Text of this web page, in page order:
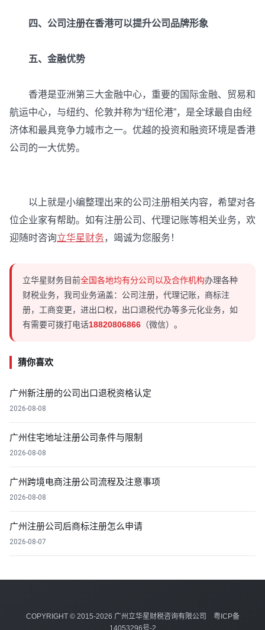
四、公司注册在香港可以提升公司品牌形象
五、金融优势
香港是亚洲第三大金融中心，重要的国际金融、贸易和
航运中心，与纽约、伦敦并称为“纽伦港”，是全球最自由经
济体和最具竞争力城市之一。优越的投资和融资环境是香港
公司的一大优势。
以上就是小编整理出来的公司注册相关内容，希望对各
位企业家有帮助。如有注册公司、代理记账等相关业务，欢
迎随时咨询立华星财务，竭诚为您服务！
立华星财务目前全国各地均有分公司以及合作机构办理各种
财税业务，我司业务涵盖：公司注册，代理记账，商标注
册，工商变更，进出口权，出口退税代办等多元化业务，如
有需要可拨打电话18820806866 （微信）。
猜你喜欢
广州新注册的公司出口退税资格认定
2026-08-08
广州住宅地址注册公司条件与限制
2026-08-08
广州跨境电商注册公司流程及注意事项
2026-08-08
广州注册公司后商标注册怎么申请
2026-08-07
COPYRIGHT © 2015-2026 广州立华星财税咨询有限公司 粤ICP备
14053296号-2